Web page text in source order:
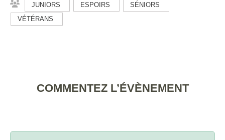
JUNIORS ESPOIRS
SÉNIORS
VÉTÉRANS
COMMENTEZ L’ÉVÈNEMENT